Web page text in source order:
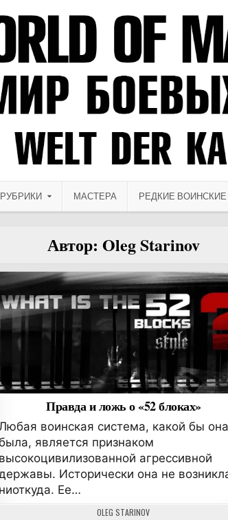
РУБРИКИ МАСТЕРА РЕДКИЕ
Автор: Oleg Starinov
Правда и ложь о «52 блоках»
воинская система, какой бы
является признаком
высокоцивилизованной агрессивной
Исторически она не
ниоткуда. Ее…
АВТОР:
OLEG STARINOV